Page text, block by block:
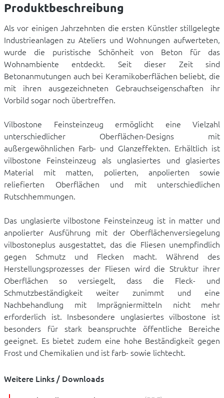
Produktbeschreibung
Als vor einigen Jahrzehnten die ersten Künstler stillgelegte
Industrieanlagen zu Ateliers und Wohnungen aufwerteten,
wurde die puristische Schönheit von Beton für das
Wohnambiente entdeckt. Seit dieser Zeit sind
Betonanmutungen auch bei Keramikoberflächen beliebt, die
mit ihren ausgezeichneten Gebrauchseigenschaften ihr
Vorbild sogar noch übertreffen.
Vilbostone Feinsteinzeug ermöglicht eine Vielzahl
unterschiedlicher Oberflächen-Designs mit
außergewöhnlichen Farb- und Glanzeffekten. Erhältlich ist
vilbostone Feinsteinzeug als unglasiertes und glasiertes
Material mit matten, polierten, anpolierten sowie
reliefierten Oberflächen und mit unterschiedlichen
Rutschhemmungen.
Das unglasierte vilbostone Feinsteinzeug ist in matter und
anpolierter Ausführung mit der Oberflächenversiegelung
vilbostoneplus ausgestattet, das die Fliesen unempfindlich
gegen Schmutz und Flecken macht. Während des
Herstellungsprozesses der Fliesen wird die Struktur ihrer
Oberflächen so versiegelt, dass die Fleck- und
Schmutzbeständigkeit weiter zunimmt und eine
Nachbehandlung mit Imprägniermitteln nicht mehr
erforderlich ist. Insbesondere unglasiertes vilbostone ist
besonders für stark beanspruchte öffentliche Bereiche
geeignet. Es bietet zudem eine hohe Beständigkeit gegen
Frost und Chemikalien und ist farb- sowie lichtecht.
Weitere Links / Downloads